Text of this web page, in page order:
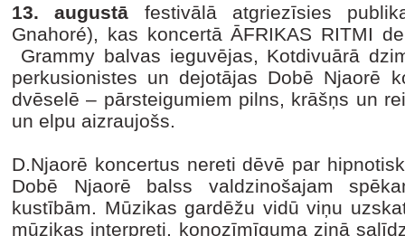
13. augustā festivālā atgriezīsies
Gnahoré), kas koncertā ĀFRIKAS RITMI
Grammy balvas ieguvējas, Kotdivuārā
perkusionistes un dejotājas Dobē Njaorē
dvēselē – pārsteigumiem pilns, krāšņs un
un elpu aizraujošs.
D.Njaorē koncertus nereti dēvē par
Dobē Njaorē balss valdzinošajam
kustībām. Mūzikas gardēžu vidū viņu
mūzikas interpreti, konozīmīguma ziņā